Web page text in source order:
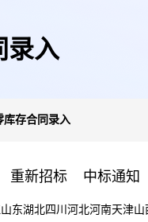
录入
库存合同录入
重新招标 中标通知
山东湖北四川 河北河南天津山